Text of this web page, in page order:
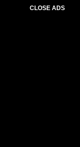
CLOSE ADS